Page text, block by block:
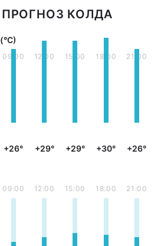
КОЛДА
09:00
+26°
12:00
+29°
15:00
+29°
18:00
+30°
21:00
+26°
09:00 12:00 15:00 18:00 21:00